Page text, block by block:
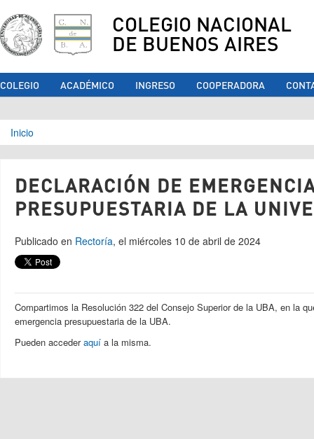
COLEGIO NACIONAL
DE BUENOS AIRES
COLEGIO ACADÉMICO INGRESO COOPERADORA
Se encuentra usted aquí
Inicio
DECLARACIÓN DE
PRESUPUESTARIA DE LA
Publicado en Rectoría, el miércoles 10 de abril de 2024
Compartimos la Resolución 322 del Consejo Superior de la UBA, en la
emergencia presupuestaria de la UBA.
Pueden accederaquí a la misma.